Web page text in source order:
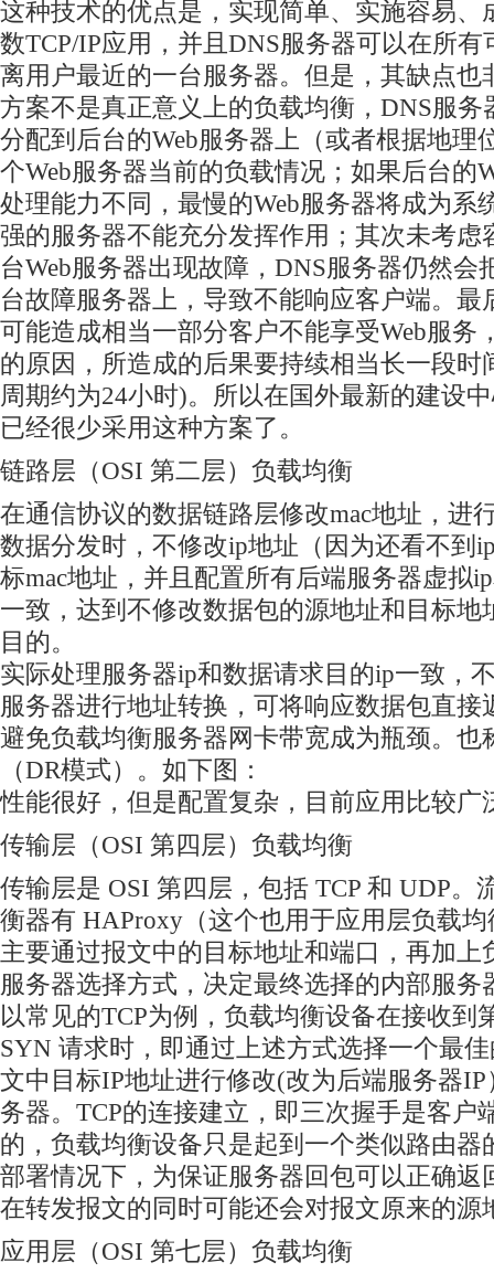
这种技术的优点是，实现简单、实施容易、
数TCP/IP应用，并且DNS服务器可以在所
离用户最近的一台服务器。但是，其缺点也
方案不是真正意义上的负载均衡，DNS服务
分配到后台的Web服务器上（或者根据地理
个Web服务器当前的负载情况；如果后台的
处理能力不同，最慢的Web服务器将成为系
强的服务器不能充分发挥作用；其次未考虑
台Web服务器出现故障，DNS服务器仍然会
台故障服务器上，导致不能响应客户端。最
可能造成相当一部分客户不能享受Web服务
的原因，所造成的后果要持续相当长一段时
周期约为24小时)。所以在国外最新的建设
已经很少采用这种方案了。
链路层（OSI 第二层）负载均衡
在通信协议的数据链路层修改mac地址，进
数据分发时，不修改ip地址（因为还看不到
标mac地址，并且配置所有后端服务器虚拟
一致，达到不修改数据包的源地址和目标地
目的。
实际处理服务器ip和数据请求目的ip一致，
服务器进行地址转换，可将响应数据包直接
避免负载均衡服务器网卡带宽成为瓶颈。也
（DR模式）。如下图：
性能很好，但是配置复杂，目前应用比较广
传输层（OSI 第四层）负载均衡
传输层是 OSI 第四层，包括 TCP 和 UDP。
衡器有 HAProxy（这个也用于应用层负载
主要通过报文中的目标地址和端口，再加上
服务器选择方式，决定最终选择的内部服务
以常见的TCP为例，负载均衡设备在接收到
SYN 请求时，即通过上述方式选择一个最
文中目标IP地址进行修改(改为后端服务器
务器。TCP的连接建立，即三次握手是客户
的，负载均衡设备只是起到一个类似路由器
部署情况下，为保证服务器回包可以正确返
在转发报文的同时可能还会对报文原来的源
应用层（OSI 第七层）负载均衡